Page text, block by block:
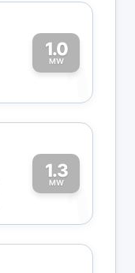
1.0
MW1
1.3
MW1